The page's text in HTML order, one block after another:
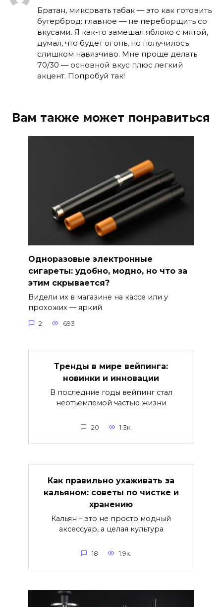
Братан, миксовать табак — это как готовить
бутерброд: главное — не переборщить со
вкусами. Я как-то замешал яблоко с мятой,
думал, что будет огонь, но получилось
слишком навязчиво. Мне проще делать
70/30 — основной вкус плюс легкий
акцент. Попробуй так!
Вам также может понравиться
Одноразовые электронные
сигареты: удобно, модно, но что за
этим скрывается?
Видели их в магазине на кассе или у
прохожих — яркий
2 693
Тренды в мире вейпинга:
новинки и инновации
В последние годы вейпинг стал
неотъемлемой частью жизни
20 1.3к.
Как правильно ухаживать за
кальяном: советы по чистке и
хранению
Кальян – это не просто модный
аксессуар, а целая культура
18 1.9к.